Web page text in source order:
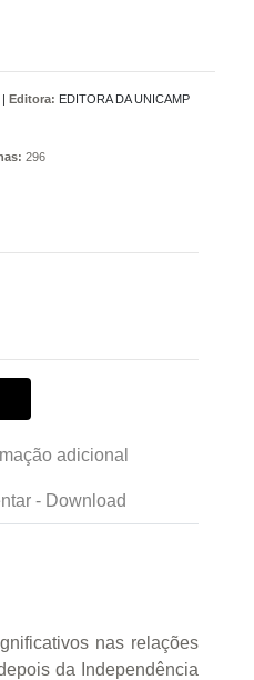
| Editora: EDITORA DA UNICAMP
296
adicional
- Download
nas relações
da Independência